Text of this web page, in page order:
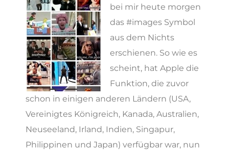
bei mir heute morgen
das #images Symbol
aus dem Nichts
erschienen. So wie es
scheint, hat Apple die
Funktion, die zuvor
schon in einigen anderen Ländern (USA,
Vereinigtes Königreich, Kanada, Australien,
Neuseeland, Irland, Indien, Singapur,
Philippinen und Japan) verfügbar war, nun